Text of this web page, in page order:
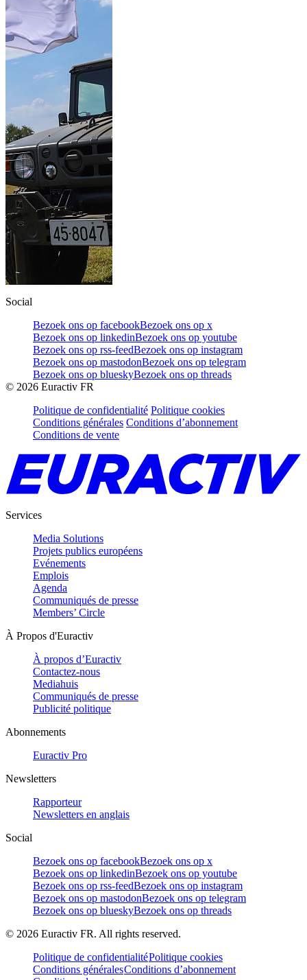
Social
Bezoek ons op facebookBezoek ons op x
Bezoek ons op linkedinBezoek ons op youtube
Bezoek ons op rss-feedBezoek ons op instagram
Bezoek ons op mastodonBezoek ons op telegram
Bezoek ons op blueskyBezoek ons op threads
© 2026 Euractiv FR
Politique de confidentialité Politique cookies
Conditions générales Conditions d’abonnement
Conditions de vente
Services
Media Solutions
Projets publics européens
Evénements
Emplois
Agenda
Communiqués de presse
Members’ Circle
À Propos d'Euractiv
À propos d’Euractiv
Contactez-nous
Mediahuis
Communiqués de presse
Publicité politique
Abonnements
Euractiv Pro
Newsletters
Rapporteur
Newsletters en anglais
Social
Bezoek ons op facebookBezoek ons op x
Bezoek ons op linkedinBezoek ons op youtube
Bezoek ons op rss-feedBezoek ons op instagram
Bezoek ons op mastodonBezoek ons op telegram
Bezoek ons op blueskyBezoek ons op threads
© 2026 Euractiv FR. All rights reserved.
Politique de confidentialitéPolitique cookies
Conditions généralesConditions d’abonnement